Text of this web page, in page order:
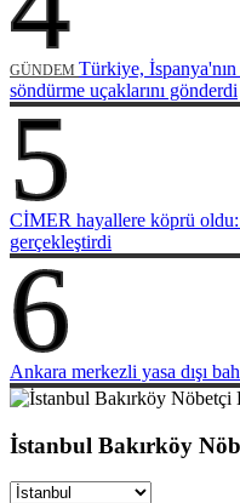
GÜNDEM Türkiye, İspanya'nın
söndürme uçaklarını gönderdi
5
CİMER hayallere köprü
gerçekleştirdi
6
Ankara merkezli yasa dışı
İstanbul Bakırköy